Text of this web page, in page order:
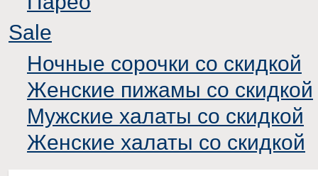
Sale
Ночные сорочки со скидкой
Женские пижамы со скидкой
Мужские халаты со скидкой
Женские халаты со скидкой